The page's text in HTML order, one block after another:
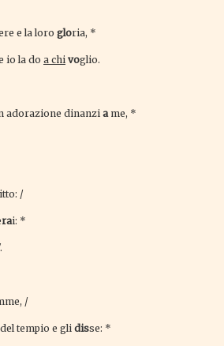
e la loro gloria, *
io la do a chi voglio.
adorazione dinanzi a me, *
/
rai: *
/
tempio e gli disse: *